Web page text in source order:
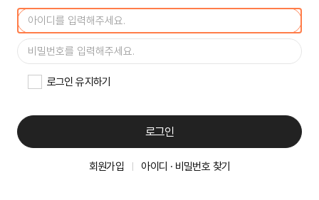
로그인 유지하기
로그인
회원가입 아이디 · 비밀번호 찾기